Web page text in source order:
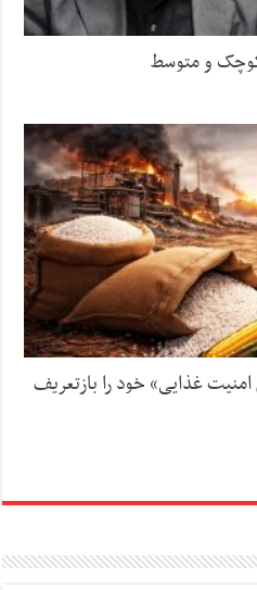
و متوسط
امنیت غذایی» خود را بازتعریف